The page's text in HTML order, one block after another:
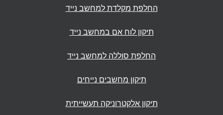
החלפת מקלדת למחשב נייד
תיקון לוח אם במחשב נייד
החלפת סוללה למחשב נייד
תיקון מחשבים נייחים
תיקון אלקטרוניקה תעשייתית